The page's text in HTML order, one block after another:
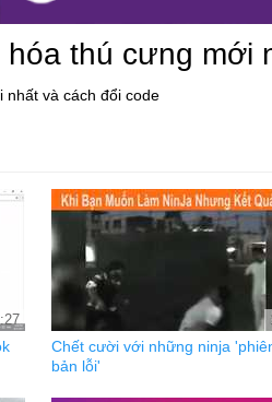
thú cưng mới
nhất và cách đổi code
Chết cười với những ninja
bản lỗi'